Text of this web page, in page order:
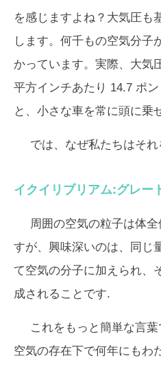
を感じますよね？大気圧も
します。何千もの空気分子
かっています。実際、大気
平方インチあたり 14.7 ポ
と、小さな車を常に頭に乗
では、なぜ私たちはそ
イクイリブリアム:グレー
周囲の空気の粒子は体
すが、興味深いのは、同じ
て空気の分子に加えられ、
成されることです.
これをもっと簡単な言
空気の存在下で何年にもわ